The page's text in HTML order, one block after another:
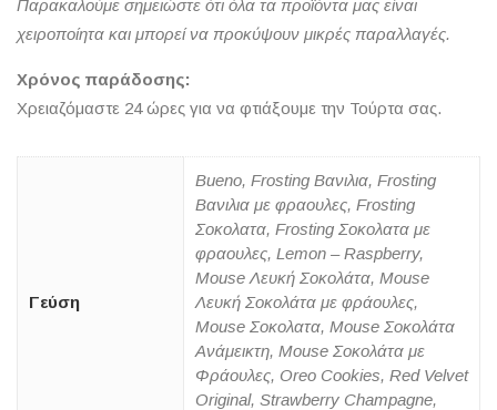
Παρακαλούμε σημειώστε ότι όλα τα προϊόντα μας είναι
χειροποίητα και μπορεί να προκύψουν μικρές παραλλαγές.
Χρόνος παράδοσης:
Χρειαζόμαστε 24 ώρες για να φτιάξουμε την Τούρτα σας.
Γεύση
Bueno, Frosting Βανιλια, Frosting
Βανιλια με φραουλες, Frosting
Σοκολατα, Frosting Σοκολατα με
φραουλες, Lemon – Raspberry,
Mouse Λευκή Σοκολάτα, Mouse
Λευκή Σοκολάτα με φράουλες,
Mouse Σοκολατα, Mouse Σοκολάτα
Ανάμεικτη, Mouse Σοκολάτα με
Φράουλες, Oreo Cookies, Red Velvet
Original, Strawberry Champagne,